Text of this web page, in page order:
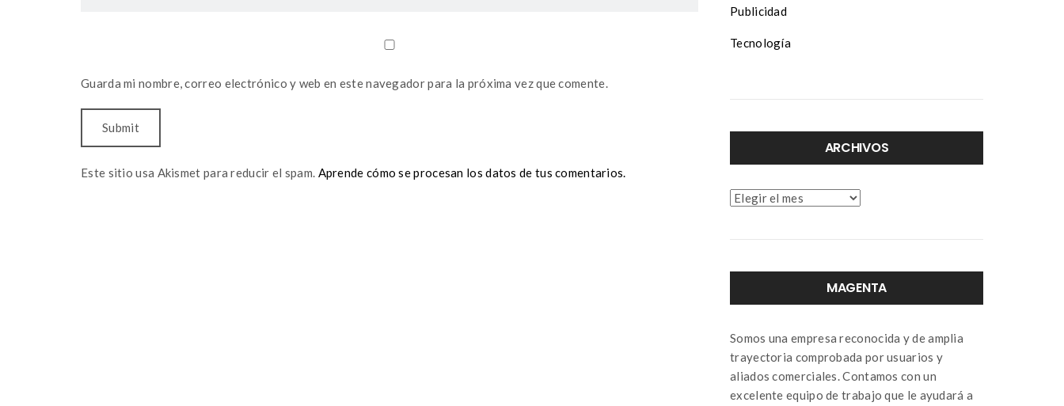
Guarda mi nombre, correo electrónico y web en este navegador para la próxima vez que comente.
Este sitio usa Akismet para reducir el spam. Aprende cómo se procesan los datos de tus comentarios.
Publicidad
Tecnología
ARCHIVOS
Archivos
MAGENTA
Somos una empresa reconocida y de amplia
trayectoria comprobada por usuarios y
aliados comerciales. Contamos con un
excelente equipo de trabajo que le ayudará a